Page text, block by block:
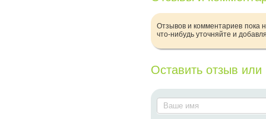
Отзывов и комментариев пока
что-нибудь уточняйте и
Оставить отзыв